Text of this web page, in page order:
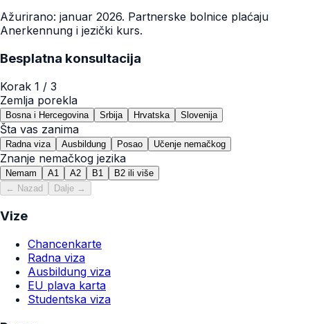
Ažurirano: januar 2026. Partnerske bolnice plaćaju
Anerkennung i jezički kurs.
Besplatna konsultacija
Korak 1 / 3
Zemlja porekla
Bosna i Hercegovina Srbija Hrvatska Slovenija
Šta vas zanima
Radna viza Ausbildung Posao Učenje nemačkog
Znanje nemačkog jezika
Nemam A1 A2 B1
B2 ili više
← Nazad
Dalje →
Vize
Chancenkarte
Radna viza
Ausbildung viza
EU plava karta
Studentska viza